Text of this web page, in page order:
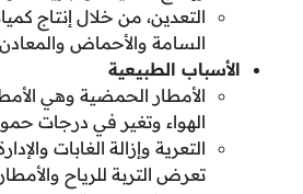
التعدين، من خلال إنتاج
السامة والأحماض
الأسباب الطبيعية
الأمطار الحمضية وهي
الهواء وتغير في درجات
التعرية وإزالة الغابات
تعرض التربة للرياح